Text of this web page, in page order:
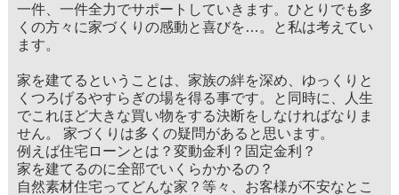
一件、一件全力でサポートしていきます。ひとりでも多
くの方々に家づくりの感動と喜びを…。と私は考えてい
ます。
家を建てるということは、家族の絆を深め、ゆっくりと
くつろげるやすらぎの場を得る事です。と同時に、人生
でこれほど大きな買い物をする決断をしなければなりま
せん。 家づくりは多くの疑問があると思います。
例えば住宅ローンとは？変動金利？固定金利？
家を建てるのに全部でいくらかかるの？
自然素材住宅ってどんな家？等々、お客様が不安なとこ